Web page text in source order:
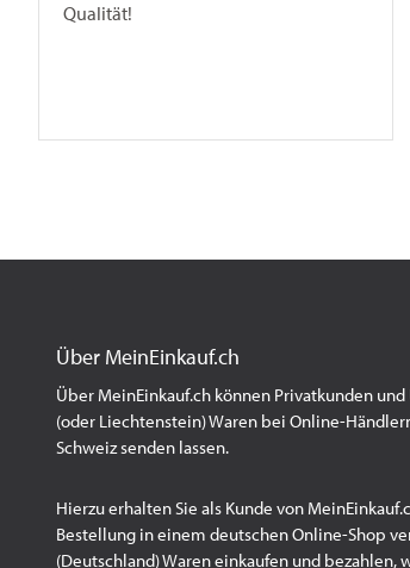
Qualität!
Über MeinEinkauf.ch
Über MeinEinkauf.ch können Privatkunden
(oder Liechtenstein) Waren bei Online-
Schweiz senden lassen.
Hierzu erhalten Sie als Kunde von
Bestellung in einem deutschen Online-Shop
(Deutschland) Waren einkaufen und